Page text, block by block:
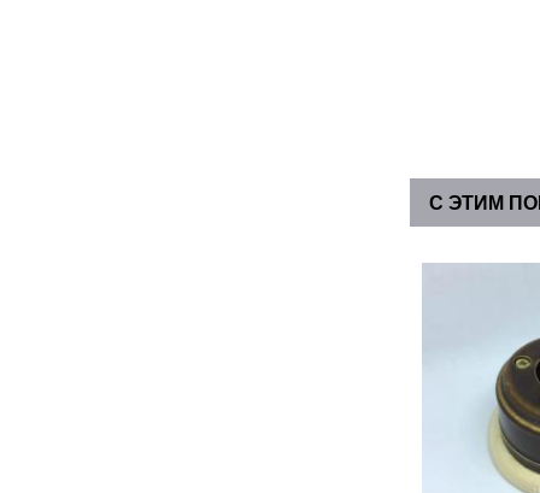
С ЭТИМ